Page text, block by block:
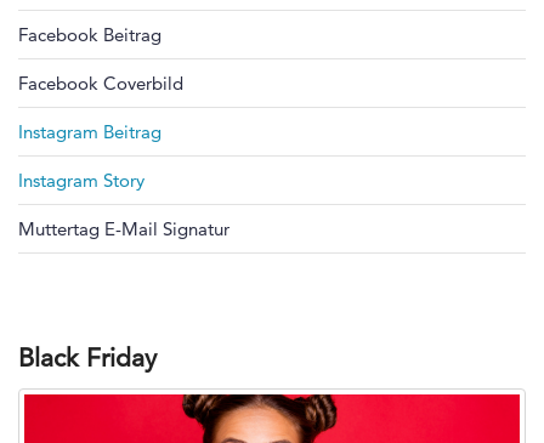
Facebook Beitrag
Facebook Coverbild
Instagram Beitrag
Instagram Story
Muttertag E-Mail Signatur
Black Friday